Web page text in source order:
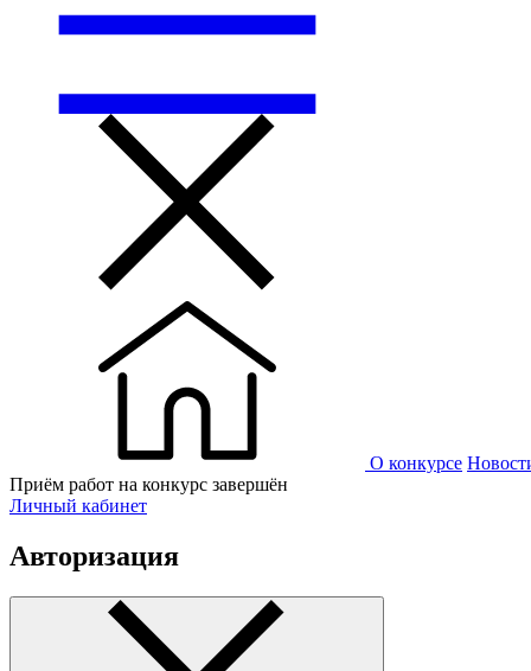
О конкурсе
Приём работ на конкурс завершён
Личный кабинет
Авторизация